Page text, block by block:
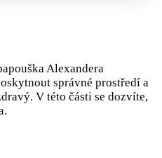
Alexandera
správné prostředí a
V této části se dozvíte,